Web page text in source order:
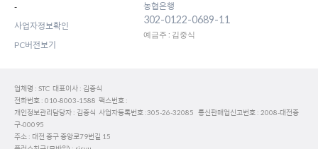
-
사업자정보확인
PC버전보기
농협은행
302-0122-0689-11
예금주 : 김중식
업체명 : STC 대표이사 : 김중식
전화번호 : 010-8003-1588 팩스번호 :
개인정보관리담당자 : 김중식 사업자등록번호 :305-26-32085 통신판매업신고번호 : 2008-대전중
구-00095
주소 : 대전 중구 중앙로79번길 15